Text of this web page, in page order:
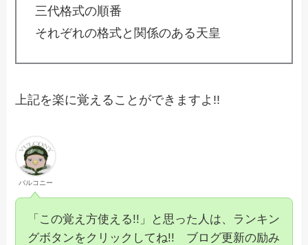
三代格式の順番
それぞれの格式と関係のある天皇
上記を楽に覚えることができますよ!!
バルコニー
「この覚え方使える!!」と思った人は、ランキン
グボタンをクリックしてね!! ブログ更新の励み